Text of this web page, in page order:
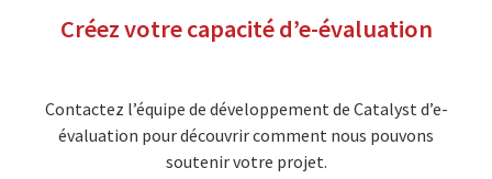
Créez votre capacité d’e-évaluation
Contactez l’équipe de développement de Catalyst d’e-
évaluation pour découvrir comment nous pouvons
soutenir votre projet.